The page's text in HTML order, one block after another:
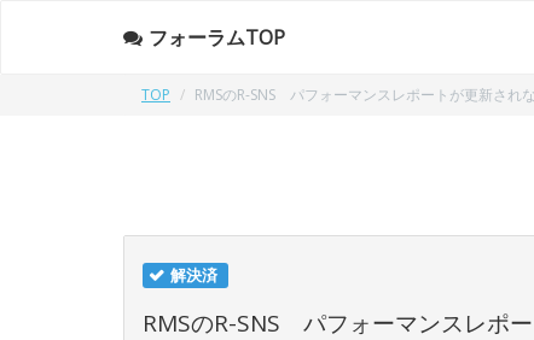
フォーラムTOP
TOP RMSのR-SNS パフォーマンスレポートが更新され
解決済
RMSのR-SNS パフォーマンスレポ